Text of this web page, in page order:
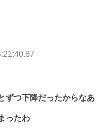
ずつ下降だったからなあ
ったわ